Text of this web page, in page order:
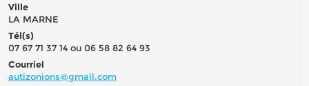
Ville
LA MARNE
Tél(s)
07 67 71 37 14 ou 06 58 82 64 93
Courriel
autizonions@gmail.com